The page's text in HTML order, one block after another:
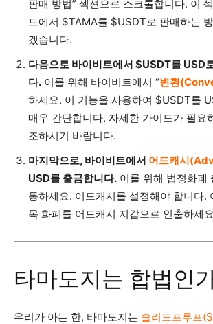
판매 방법” 섹션으로 스크롤합니다. 이
트에서 $TAMA를 $USDT로 판매하는
겠습니다.
다음으로 바이비트에서 $USDT를 USD
다. 이를 위해 바이비트에서 “변환
하세요. 이 기능을 사용하여 $USDT를
매우 간단합니다. 자세한 가이드가 필요
조하시기 바랍니다.
마지막으로, 바이비트에서 어드캐시
USD를 출금합니다. 이를 위해 법정화폐
동하세요. 어드캐시를 설정해야 합니다.
목 화폐를 어드캐시 지갑으로 인출하세
타마도지는 합법인
우리가 아는 한, 타마도지는 솔리드프루프